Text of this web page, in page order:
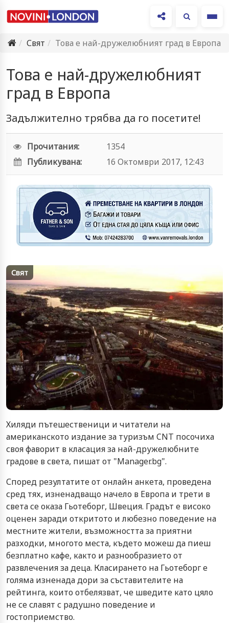
Свят
Това е най-дружелюбният град в Европа
Това е най-дружелюбният
град в Европа
Задължително трябва да го посетите!
Прочитания:
1354
Публикувана:
16 Октомври 2017, 12:43
Свят
Хиляди пътешественици и читатели на
американското издание за туризъм CNT посочиха
своя фаворит в класация за най-дружелюбните
градове в света, пишат от "Manager.bg".
Според резултатите от онлайн анкета, проведена
сред тях, изненадващо начело в Европа и трети в
света се оказа Гьотеборг, Швеция. Градът е високо
оценен заради откритото и любезно поведение на
местните жители, възможността за приятни
разходки, многото места, където можеш да пиеш
безплатно кафе, както и разнообразието от
развлечения за деца. Класирането на Гьотеборг е
голяма изненада дори за съставителите на
рейтинга, които отбелязват, че шведите като цяло
не се славят с радушно поведение и
гостоприемство.